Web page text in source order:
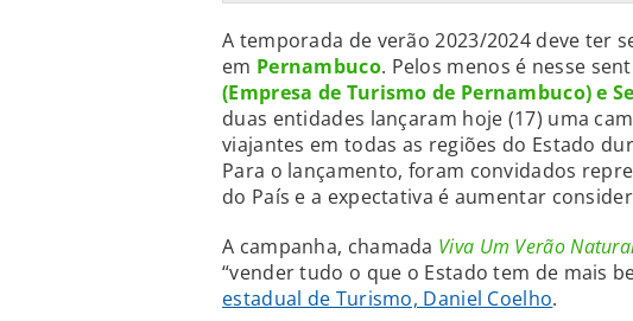
A temporada de verão 2023/2024 deve ter
em Pernambuco. Pelos menos é nesse
(Empresa de Turismo de Pernambuco) e
duas entidades lançaram hoje (17) uma
viajantes em todas as regiões do Estado
Para o lançamento, foram convidados
do País e a expectativa é aumentar
A campanha, chamada Viva Um Verão
“vender tudo o que o Estado tem de mais
estadual de Turismo, Daniel Coelho.